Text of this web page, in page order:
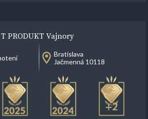
PRODUKT Vajnory
Bratislava
Jačmenná 10118
+2